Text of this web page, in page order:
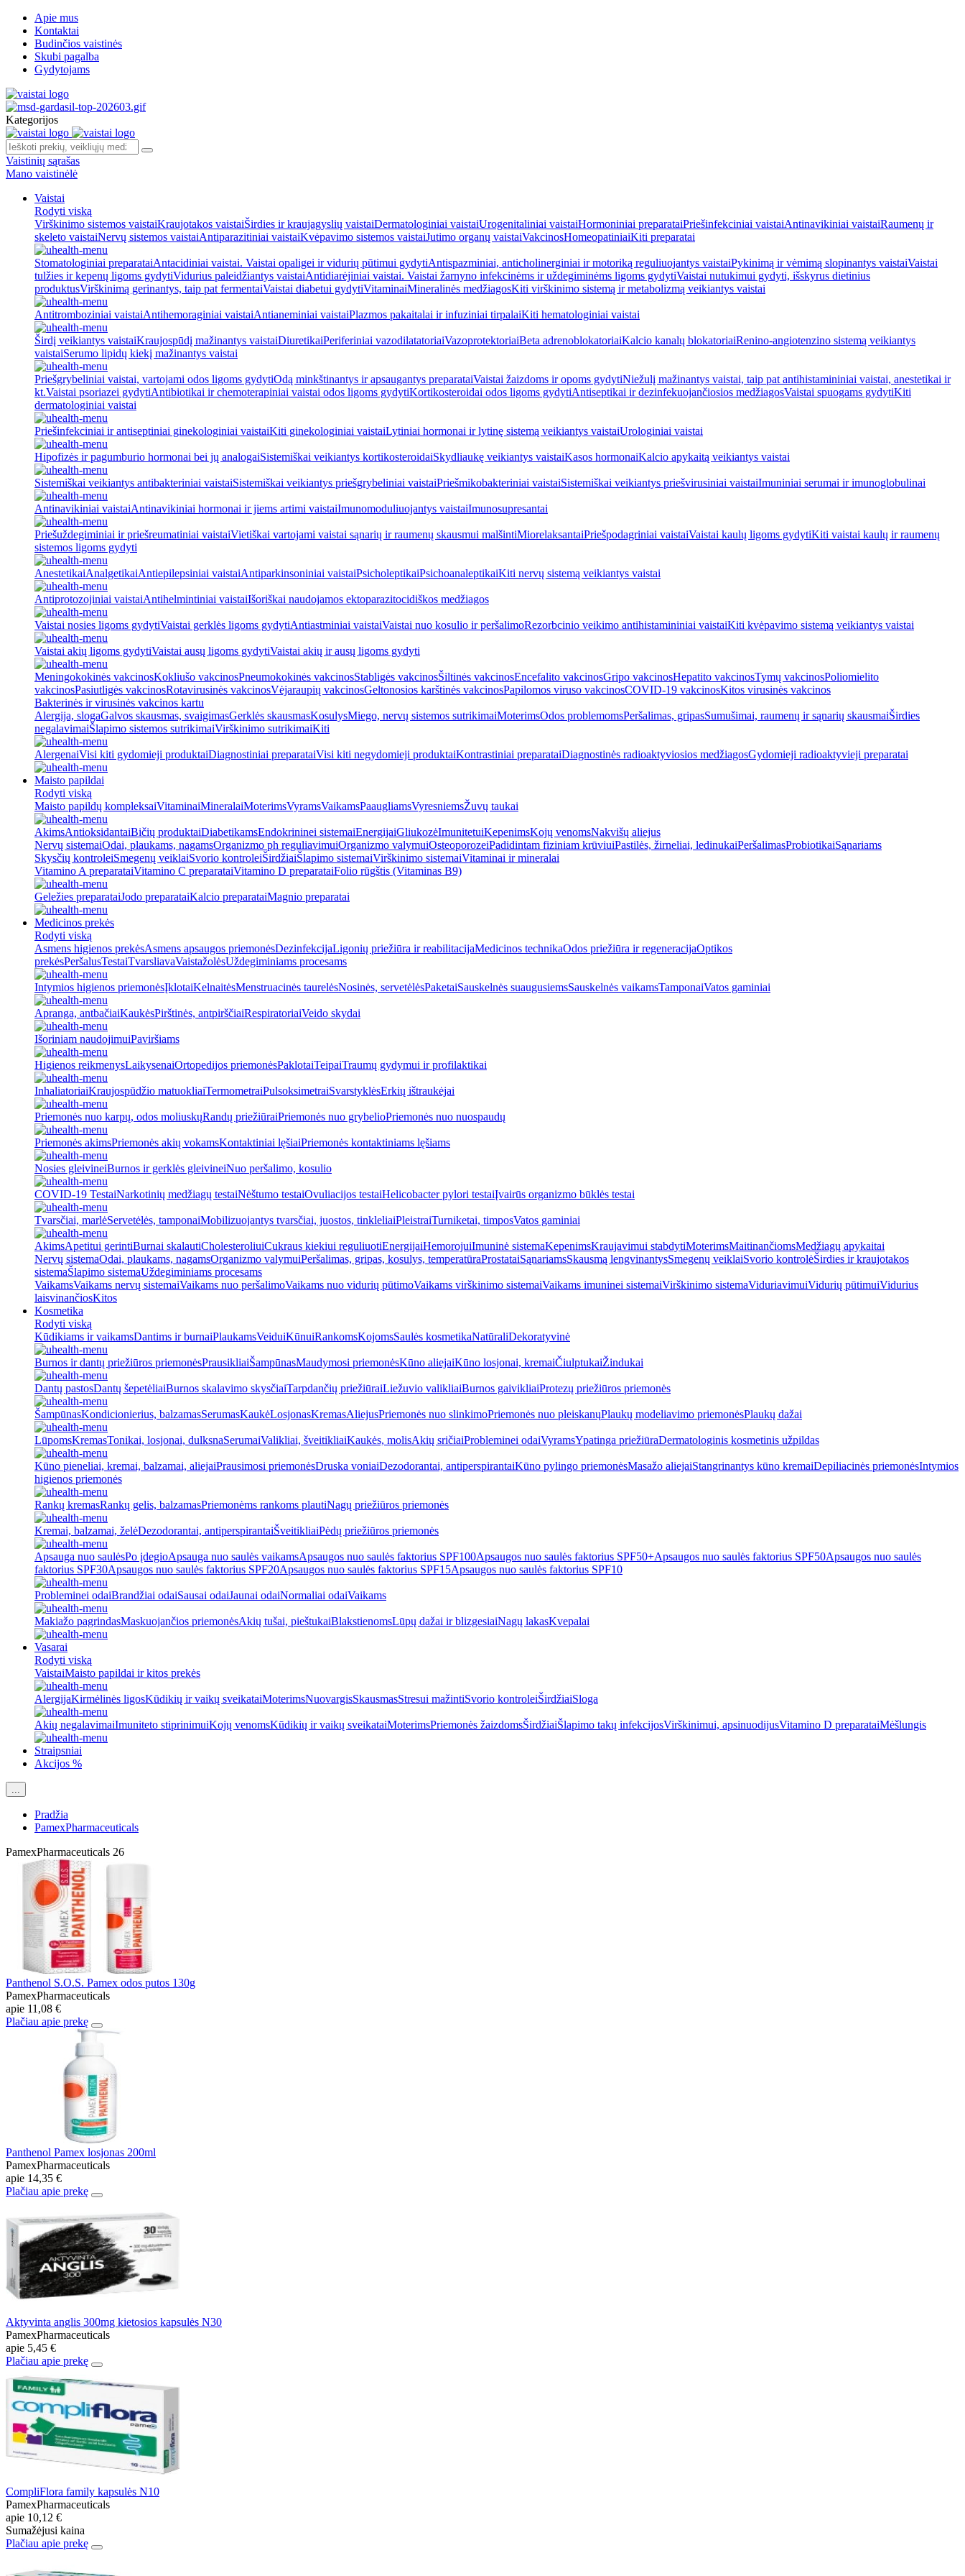
Apie mus
Kontaktai
Budinčios vaistinės
Skubi pagalba
Gydytojams
Kategorijos
Vaistinių sąrašas
Mano vaistinėlė
Vaistai
Rodyti viską
Virškinimo sistemos vaistaiKraujotakos vaistaiŠirdies ir kraujagyslių vaistaiDermatologiniai vaistaiUrogenitaliniai vaistaiHormoniniai preparataiPriešinfekciniai vaistaiAntinavikiniai vaistaiRaumenų ir
skeleto vaistaiNervų sistemos vaistaiAntiparazitiniai vaistaiKvėpavimo sistemos vaistaiJutimo organų vaistaiVakcinosHomeopatiniaiKiti preparatai
Stomatologiniai preparataiAntacidiniai vaistai. Vaistai opaligei ir vidurių pūtimui gydytiAntispazminiai, anticholinerginiai ir motoriką reguliuojantys vaistaiPykinimą ir vėmimą slopinantys vaistaiVaistai
tulžies ir kepenų ligoms gydytiVidurius paleidžiantys vaistaiAntidiarėjiniai vaistai. Vaistai žarnyno infekcinėms ir uždegiminėms ligoms gydytiVaistai nutukimui gydyti, išskyrus dietinius
produktusVirškinimą gerinantys, taip pat fermentaiVaistai diabetui gydytiVitaminaiMineralinės medžiagosKiti virškinimo sistemą ir metabolizmą veikiantys vaistai
Antitromboziniai vaistaiAntihemoraginiai vaistaiAntianeminiai vaistaiPlazmos pakaitalai ir infuziniai tirpalaiKiti hematologiniai vaistai
Širdį veikiantys vaistaiKraujospūdį mažinantys vaistaiDiuretikaiPeriferiniai vazodilatatoriaiVazoprotektoriaiBeta adrenoblokatoriaiKalcio kanalų blokatoriaiRenino-angiotenzino sistemą veikiantys
vaistaiSerumo lipidų kiekį mažinantys vaistai
Priešgrybeliniai vaistai, vartojami odos ligoms gydytiOdą minkštinantys ir apsaugantys preparataiVaistai žaizdoms ir opoms gydytiNiežulį mažinantys vaistai, taip pat antihistamininiai vaistai, anestetikai ir
kt.Vaistai psoriazei gydytiAntibiotikai ir chemoterapiniai vaistai odos ligoms gydytiKortikosteroidai odos ligoms gydytiAntiseptikai ir dezinfekuojančiosios medžiagosVaistai spuogams gydytiKiti
dermatologiniai vaistai
Priešinfekciniai ir antiseptiniai ginekologiniai vaistaiKiti ginekologiniai vaistaiLytiniai hormonai ir lytinę sistemą veikiantys vaistaiUrologiniai vaistai
Hipofizės ir pagumburio hormonai bei jų analogaiSistemiškai veikiantys kortikosteroidaiSkydliaukę veikiantys vaistaiKasos hormonaiKalcio apykaitą veikiantys vaistai
Sistemiškai veikiantys antibakteriniai vaistaiSistemiškai veikiantys priešgrybeliniai vaistaiPriešmikobakteriniai vaistaiSistemiškai veikiantys priešvirusiniai vaistaiImuniniai serumai ir imunoglobulinai
Antinavikiniai vaistaiAntinavikiniai hormonai ir jiems artimi vaistaiImunomoduliuojantys vaistaiImunosupresantai
Priešuždegiminiai ir priešreumatiniai vaistaiVietiškai vartojami vaistai sąnarių ir raumenų skausmui malšintiMiorelaksantaiPriešpodagriniai vaistaiVaistai kaulų ligoms gydytiKiti vaistai kaulų ir raumenų
sistemos ligoms gydyti
AnestetikaiAnalgetikaiAntiepilepsiniai vaistaiAntiparkinsoniniai vaistaiPsicholeptikaiPsichoanaleptikaiKiti nervų sistemą veikiantys vaistai
Antiprotozojiniai vaistaiAntihelmintiniai vaistaiIšoriškai naudojamos ektoparazitocidiškos medžiagos
Vaistai nosies ligoms gydytiVaistai gerklės ligoms gydytiAntiastminiai vaistaiVaistai nuo kosulio ir peršalimoRezorbcinio veikimo antihistamininiai vaistaiKiti kvėpavimo sistemą veikiantys vaistai
Vaistai akių ligoms gydytiVaistai ausų ligoms gydytiVaistai akių ir ausų ligoms gydyti
Meningokokinės vakcinosKokliušo vakcinosPneumokokinės vakcinosStabligės vakcinosŠiltinės vakcinosEncefalito vakcinosGripo vakcinosHepatito vakcinosTymų vakcinosPoliomielito
vakcinosPasiutligės vakcinosRotavirusinės vakcinosVėjaraupių vakcinosGeltonosios karštinės vakcinosPapilomos viruso vakcinosCOVID-19 vakcinosKitos virusinės vakcinos
Bakterinės ir virusinės vakcinos kartu
Alergija, slogaGalvos skausmas, svaigimasGerklės skausmasKosulysMiego, nervų sistemos sutrikimaiMoterimsOdos problemomsPeršalimas, gripasSumušimai, raumenų ir sąnarių skausmaiŠirdies
negalavimaiŠlapimo sistemos sutrikimaiVirškinimo sutrikimaiKiti
AlergenaiVisi kiti gydomieji produktaiDiagnostiniai preparataiVisi kiti negydomieji produktaiKontrastiniai preparataiDiagnostinės radioaktyviosios medžiagosGydomieji radioaktyvieji preparatai
Maisto papildai
Rodyti viską
Maisto papildų kompleksaiVitaminaiMineralaiMoterimsVyramsVaikamsPaaugliamsVyresniemsŽuvų taukai
AkimsAntioksidantaiBičių produktaiDiabetikamsEndokrininei sistemaiEnergijaiGliukozėImunitetuiKepenimsKojų venomsNakvišų aliejus
Nervų sistemaiOdai, plaukams, nagamsOrganizmo ph reguliavimuiOrganizmo valymuiOsteoporozeiPadidintam fiziniam krūviuiPastilės, žirneliai, ledinukaiPeršalimasProbiotikaiSąnariams
Skysčių kontroleiSmegenų veiklaiSvorio kontroleiŠirdžiaiŠlapimo sistemaiVirškinimo sistemaiVitaminai ir mineralai
Vitamino A preparataiVitamino C preparataiVitamino D preparataiFolio rūgštis (Vitaminas B9)
Geležies preparataiJodo preparataiKalcio preparataiMagnio preparatai
Medicinos prekės
Rodyti viską
Asmens higienos prekėsAsmens apsaugos priemonėsDezinfekcijaLigonių priežiūra ir reabilitacijaMedicinos technikaOdos priežiūra ir regeneracijaOptikos
prekėsPeršalusTestaiTvarsliavaVaistažolėsUždegiminiams procesams
Intymios higienos priemonėsĮklotaiKelnaitėsMenstruacinės taurelėsNosinės, servetėlėsPaketaiSauskelnės suaugusiemsSauskelnės vaikamsTamponaiVatos gaminiai
Apranga, antbačiaiKaukėsPirštinės, antpirščiaiRespiratoriaiVeido skydai
Išoriniam naudojimuiPaviršiams
Higienos reikmenysLaikysenaiOrtopedijos priemonėsPaklotaiTeipaiTraumų gydymui ir profilaktikai
InhaliatoriaiKraujospūdžio matuokliaiTermometraiPulsoksimetraiSvarstyklėsErkių ištraukėjai
Priemonės nuo karpų, odos moliuskųRandų priežiūraiPriemonės nuo grybelioPriemonės nuo nuospaudų
Priemonės akimsPriemonės akių vokamsKontaktiniai lęšiaiPriemonės kontaktiniams lęšiams
Nosies gleivineiBurnos ir gerklės gleivineiNuo peršalimo, kosulio
COVID-19 TestaiNarkotinių medžiagų testaiNėštumo testaiOvuliacijos testaiHelicobacter pylori testaiĮvairūs organizmo būklės testai
Tvarsčiai, marlėServetėlės, tamponaiMobilizuojantys tvarsčiai, juostos, tinkleliaiPleistraiTurniketai, timposVatos gaminiai
AkimsApetitui gerintiBurnai skalautiCholesteroliuiCukraus kiekiui reguliuotiEnergijaiHemorojuiImuninė sistemaKepenimsKraujavimui stabdytiMoterimsMaitinančiomsMedžiagų apykaitai
Nervų sistemaOdai, plaukams, nagamsOrganizmo valymuiPeršalimas, gripas, kosulys, temperatūraProstataiSąnariamsSkausmą lengvinantysSmegenų veiklaiSvorio kontrolėŠirdies ir kraujotakos
sistemaŠlapimo sistemaUždegiminiams procesams
VaikamsVaikams nervų sistemaiVaikams nuo peršalimoVaikams nuo vidurių pūtimoVaikams virškinimo sistemaiVaikams imuninei sistemaiVirškinimo sistemaViduriavimuiVidurių pūtimuiVidurius
laisvinančiosKitos
Kosmetika
Rodyti viską
Kūdikiams ir vaikamsDantims ir burnaiPlaukamsVeiduiKūnuiRankomsKojomsSaulės kosmetikaNatūraliDekoratyvinė
Burnos ir dantų priežiūros priemonėsPrausikliaiŠampūnasMaudymosi priemonėsKūno aliejaiKūno losjonai, kremaiČiulptukaiŽindukai
Dantų pastosDantų šepetėliaiBurnos skalavimo skysčiaiTarpdančių priežiūraiLiežuvio valikliaiBurnos gaivikliaiProtezų priežiūros priemonės
ŠampūnasKondicionierius, balzamasSerumasKaukėLosjonasKremasAliejusPriemonės nuo slinkimoPriemonės nuo pleiskanųPlaukų modeliavimo priemonėsPlaukų dažai
LūpomsKremasTonikai, losjonai, dulksnaSerumaiValikliai, šveitikliaiKaukės, molisAkių sričiaiProbleminei odaiVyramsYpatinga priežiūraDermatologinis kosmetinis užpildas
Kūno pieneliai, kremai, balzamai, aliejaiPrausimosi priemonėsDruska voniaiDezodorantai, antiperspirantaiKūno pylingo priemonėsMasažo aliejaiStangrinantys kūno kremaiDepiliacinės priemonėsIntymios
higienos priemonės
Rankų kremasRankų gelis, balzamasPriemonėms rankoms plautiNagų priežiūros priemonės
Kremai, balzamai, želėDezodorantai, antiperspirantaiŠveitikliaiPėdų priežiūros priemonės
Apsauga nuo saulėsPo įdegioApsauga nuo saulės vaikamsApsaugos nuo saulės faktorius SPF100Apsaugos nuo saulės faktorius SPF50+Apsaugos nuo saulės faktorius SPF50Apsaugos nuo saulės
faktorius SPF30Apsaugos nuo saulės faktorius SPF20Apsaugos nuo saulės faktorius SPF15Apsaugos nuo saulės faktorius SPF10
Probleminei odaiBrandžiai odaiSausai odaiJaunai odaiNormaliai odaiVaikams
Makiažo pagrindasMaskuojančios priemonėsAkių tušai, pieštukaiBlakstienomsLūpų dažai ir blizgesiaiNagų lakasKvepalai
Vasarai
Rodyti viską
VaistaiMaisto papildai ir kitos prekės
AlergijaKirmėlinės ligosKūdikių ir vaikų sveikataiMoterimsNuovargisSkausmasStresui mažintiSvorio kontroleiŠirdžiaiSloga
Akių negalavimaiImuniteto stiprinimuiKojų venomsKūdikių ir vaikų sveikataiMoterimsPriemonės žaizdomsŠirdžiaiŠlapimo takų infekcijosVirškinimui, apsinuodijusVitamino D preparataiMėšlungis
Straipsniai
Akcijos %
...
Pradžia
PamexPharmaceuticals
PamexPharmaceuticals 26
Panthenol S.O.S. Pamex odos putos 130g
PamexPharmaceuticals
apie 11,08 €
Plačiau apie prekę
Panthenol Pamex losjonas 200ml
PamexPharmaceuticals
apie 14,35 €
Plačiau apie prekę
Aktyvinta anglis 300mg kietosios kapsulės N30
PamexPharmaceuticals
apie 5,45 €
Plačiau apie prekę
CompliFlora family kapsulės N10
PamexPharmaceuticals
apie 10,12 €
Sumažėjusi kaina
Plačiau apie prekę